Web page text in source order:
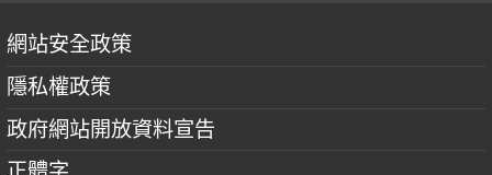
網站安全政策
隱私權政策
政府網站開放資料宣告